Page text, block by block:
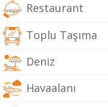
Restaurant
Toplu Taşıma
Deniz
Havaalanı